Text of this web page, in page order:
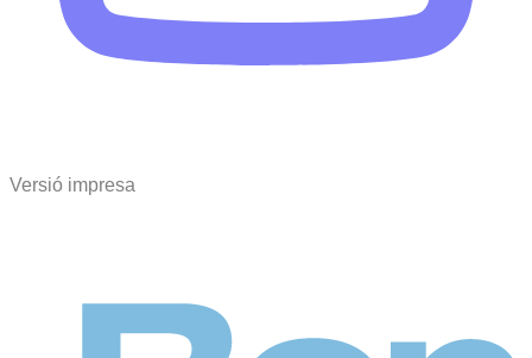
Versió impresa